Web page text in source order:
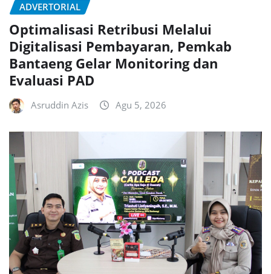
ADVERTORIAL
Optimalisasi Retribusi Melalui
Digitalisasi Pembayaran, Pemkab
Bantaeng Gelar Monitoring dan
Evaluasi PAD
Asruddin Azis Agu 5, 2026